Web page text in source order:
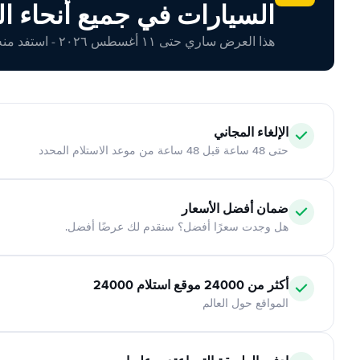
السيارات في جميع أنحاء
هذا العرض ساري حتى ١١ أغسطس ٢٠٢٦ - استفد منه اليوم!
الإلغاء المجاني
حتى 48 ساعة قبل 48 ساعة من موعد الاستلام المحدد
ضمان أفضل الأسعار
هل وجدت سعرًا أفضل؟ سنقدم لك عرضًا أفضل.
أكثر من 24000 موقع استلام 24000
المواقع حول العالم